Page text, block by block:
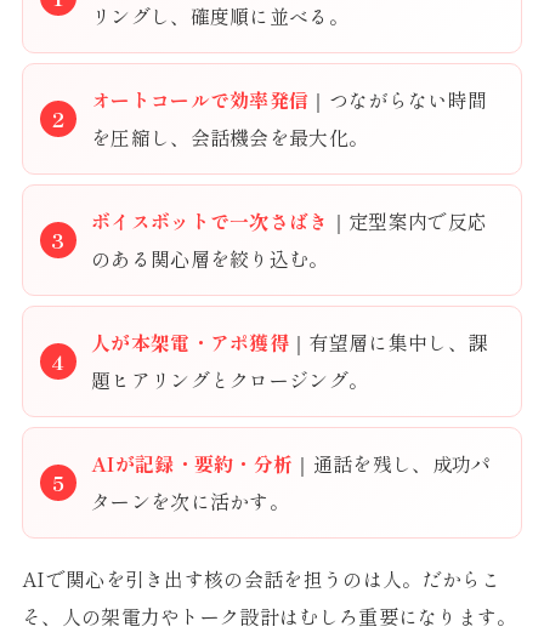
リングし、確度順に並べる。
オートコールで効率発信 ｜つながらない時間
を圧縮し、会話機会を最大化。
ボイスボットで一次さばき ｜定型案内で反応
のある関心層を絞り込む。
人が本架電・アポ獲得 ｜有望層に集中し、課
題ヒアリングとクロージング。
AIが記録・要約・分析 ｜通話を残し、成功パ
ターンを次に活かす。
AIで関心を引き出す核の会話を担うのは人。だからこ
そ、人の架電力やトーク設計はむしろ重要になります。